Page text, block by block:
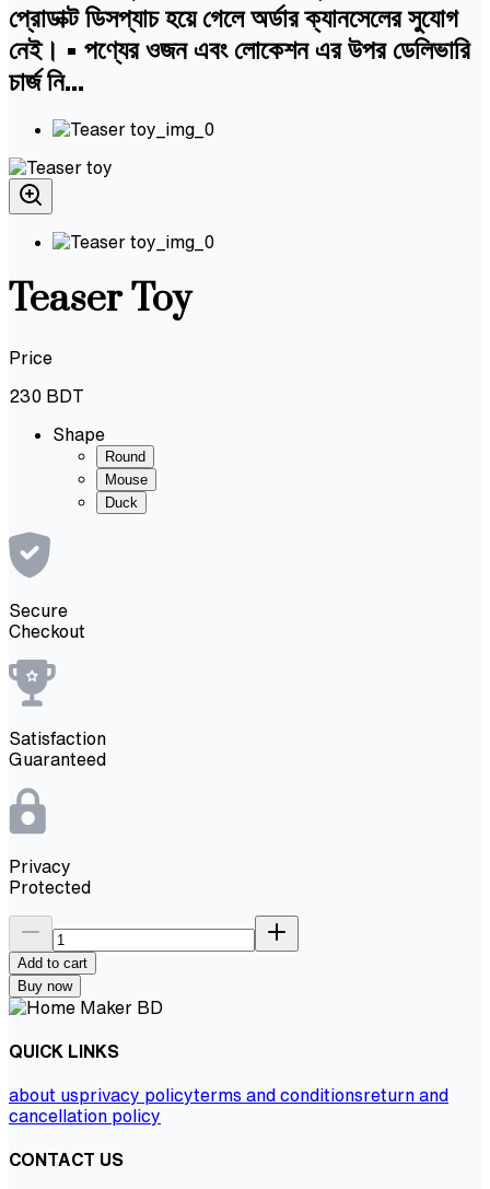
প্রোডাক্ট ডিসপ্যাচ হয়ে গেলে অর্ডার ক্যানসেলের সুযোগ
নেই। • পণ্যের ওজন এবং লোকেশন এর উপর ডেলিভারি
চার্জ নি...
Teaser Toy
Price
230 BDT
Shape
Round
Mouse
Duck
Secure
Checkout
Satisfaction
Guaranteed
Privacy
Protected
Add to cart
Buy now
QUICK LINKS
about usprivacy policyterms and conditionsreturn and
cancellation policy
CONTACT US